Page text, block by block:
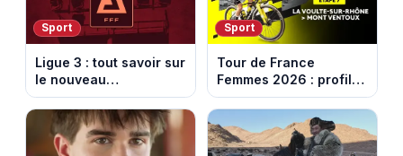
Sport
Ligue 3 : tout savoir sur
le nouveau
championnat qui
succède au National
Sport
Tour de France
Femmes 2026 : profil
et horaires de la 7e
étape entre La Voulte-
sur-Rhône et le Mont
Ventoux